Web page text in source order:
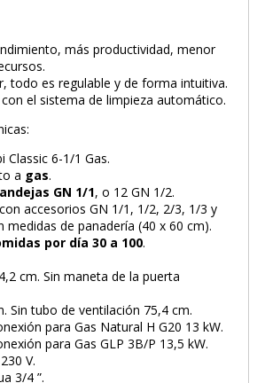
más productividad, menor
todo es regulable y de forma intuitiva.
el sistema de limpieza automático.
Classic 6-1/1 Gas.
a gas.
GN 1/1, o 12 GN 1/2.
accesorios GN 1/1, 1/2, 2/3, 1/3 y
medidas de panadería (40 x 60 cm).
por día 30 a 100.
cm. Sin maneta de la puerta
Sin tubo de ventilación 75,4 cm.
para Gas Natural H G20 13 kW.
para Gas GLP 3B/P 13,5 kW.
V.
3/4 ”.